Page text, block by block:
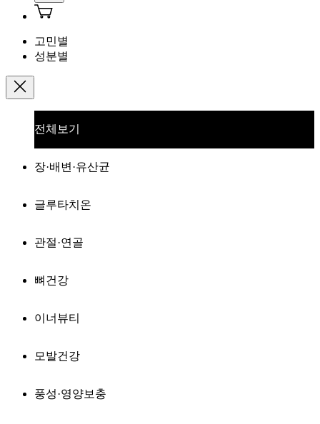
고민별
성분별
전체보기
장·배변·유산균
글루타치온
관절·연골
뼈건강
이너뷰티
모발건강
풍성·영양보충